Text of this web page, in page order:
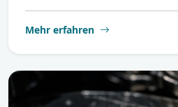
Mehr erfahren